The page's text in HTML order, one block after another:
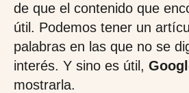
de que el contenido que
útil. Podemos tener un
palabras en las que no se
interés. Y sino es útil,
mostrarla.